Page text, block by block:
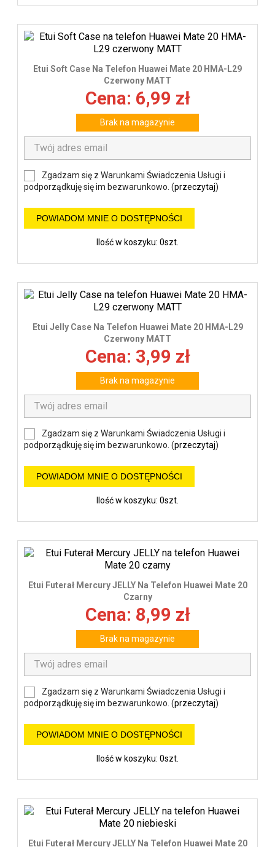
Etui Soft Case Na Telefon Huawei Mate 20 HMA-L29
Czerwony MATT
Cena: 6,99 zł
Brak na magazynie
Zgadzam się z Warunkami Świadczenia Usługi i
podporządkuję się im bezwarunkowo. (przeczytaj)
POWIADOM MNIE O DOSTĘPNOŚCI
Ilość w koszyku: 0szt.
Etui Jelly Case Na Telefon Huawei Mate 20 HMA-L29
Czerwony MATT
Cena: 3,99 zł
Brak na magazynie
Zgadzam się z Warunkami Świadczenia Usługi i
podporządkuję się im bezwarunkowo. (przeczytaj)
POWIADOM MNIE O DOSTĘPNOŚCI
Ilość w koszyku: 0szt.
Etui Futerał Mercury JELLY Na Telefon Huawei Mate 20
Czarny
Cena: 8,99 zł
Brak na magazynie
Zgadzam się z Warunkami Świadczenia Usługi i
podporządkuję się im bezwarunkowo. (przeczytaj)
POWIADOM MNIE O DOSTĘPNOŚCI
Ilość w koszyku: 0szt.
Etui Futerał Mercury JELLY Na Telefon Huawei Mate 20